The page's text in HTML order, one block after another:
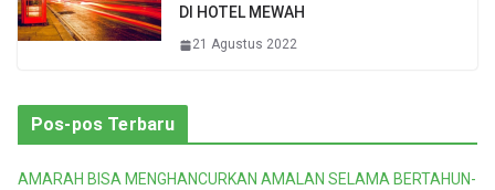
DI HOTEL MEWAH
21 Agustus 2022
Pos-pos Terbaru
AMARAH BISA MENGHANCURKAN AMALAN SELAMA BERTAHUN-